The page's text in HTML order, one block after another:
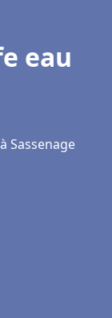
eau
Sassenage